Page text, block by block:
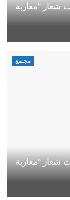
شعار “مغاربة
مجتمع
شعار “مغاربة